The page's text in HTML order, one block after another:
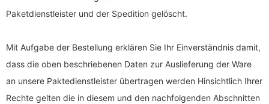
Paketdienstleister und der Spedition gelöscht.
Mit Aufgabe der Bestellung erklären Sie Ihr Einverständnis damit,
dass die oben beschriebenen Daten zur Auslieferung der Ware
an unsere Paktedienstleister übertragen werden Hinsichtlich Ihrer
Rechte gelten die in diesem und den nachfolgenden Abschnitten